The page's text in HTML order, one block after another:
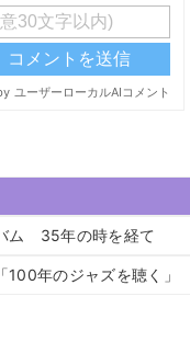
ム 35年の時を経て
年のジャズを聴く」